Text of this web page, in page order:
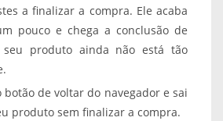
a finalizar a compra. Ele acaba
pouco e chega a conclusão de
produto ainda não está tão
botão de voltar do navegador e sai
produto sem finalizar a compra.